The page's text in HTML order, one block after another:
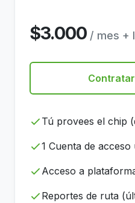
$3.000 / mes +
Tú provees el chip
1 Cuenta de acceso
Acceso a
Reportes de ruta